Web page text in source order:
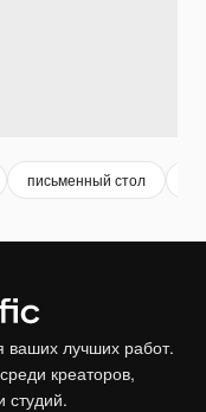
письменный стол
ваших лучших работ.
креаторов,
студий.